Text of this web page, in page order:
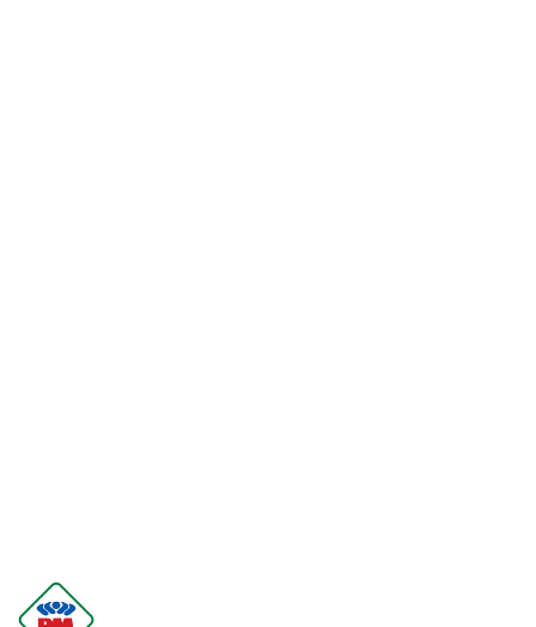
LOGO
PRODUCENTA
RM